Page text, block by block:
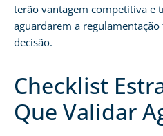
terão vantagem competitiva e
aguardarem a
decisão.
Checklist
Que Validar